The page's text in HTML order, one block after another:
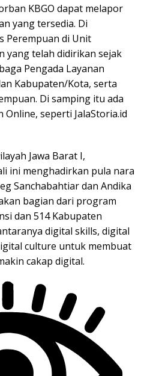
KBGO dapat melapor
yang tersedia. Di
Perempuan di Unit
yang telah didirikan sejak
Pengada Layanan
Kabupaten/Kota, serta
Di samping itu ada
Online, seperti JalaStoria.id
Jawa Barat I,
ini menghadirkan pula nara
Sanchabahtiar dan Andika
bagian dari program
dan 514 Kabupaten
digital skills, digital
culture untuk membuat
cakap digital.